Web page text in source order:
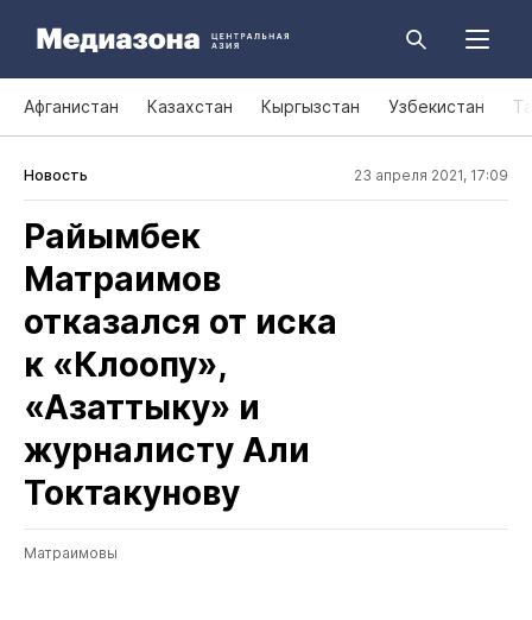
Афганистан Казахстан Кыргызстан Узбекистан
Новость 23 апреля 2021, 17:09
Райымбек
Матраимов
отказался от иска
к «Клоопу»,
«Азаттыку» и
журналисту Али
Токтакунову
Матраимовы